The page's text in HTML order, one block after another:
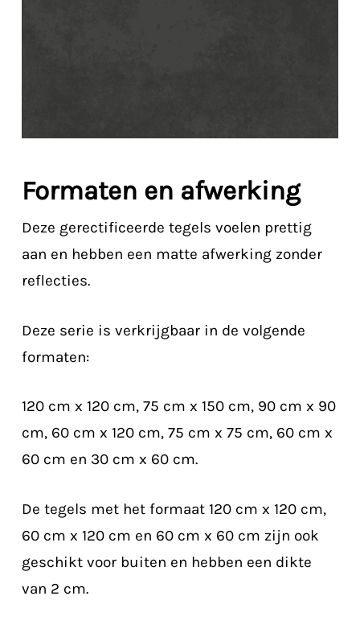
Formaten en afwerking
Deze gerectificeerde tegels voelen prettig
aan en hebben een matte afwerking zonder
reflecties.
Deze serie is verkrijgbaar in de volgende
formaten:
120 cm x 120 cm, 75 cm x 150 cm, 90 cm x 90
cm, 60 cm x 120 cm, 75 cm x 75 cm, 60 cm x
60 cm en 30 cm x 60 cm.
De tegels met het formaat 120 cm x 120 cm,
60 cm x 120 cm en 60 cm x 60 cm zijn ook
geschikt voor buiten en hebben een dikte
van 2 cm.